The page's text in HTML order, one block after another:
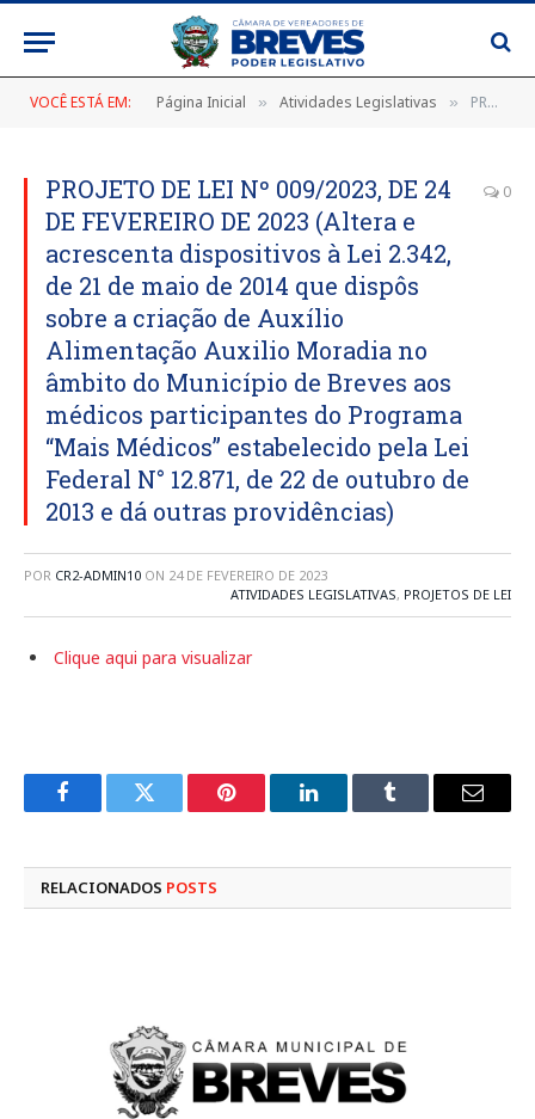
VOCÊ ESTÁ EM: Página Inicial » Atividades Legislativas » PROJETO DE LEI Nº 009/2023, DE 24 DE FEVEREIRO DE 2023 (Altera e acrescenta dispositivos à Lei 2.342, de 21 de maio de 2014 que dispôs sobre a criação de Auxílio Alimentação Auxilio Moradia no âmbito do Município de Breves aos médicos participantes do Programa “Mais Médicos” estabelecido pela Lei Federal N° 12.871, de 22 de outubro de 2013 e dá outras providências)
PROJETO DE LEI Nº 009/2023, DE 24
DE FEVEREIRO DE 2023 (Altera e
acrescenta dispositivos à Lei 2.342,
de 21 de maio de 2014 que dispôs
sobre a criação de Auxílio
Alimentação Auxilio Moradia no
âmbito do Município de Breves aos
médicos participantes do Programa
“Mais Médicos” estabelecido pela Lei
Federal N° 12.871, de 22 de outubro de
2013 e dá outras providências)
0
POR CR2-ADMIN10 ON 24 DE FEVEREIRO DE 2023
ATIVIDADES LEGISLATIVAS, PROJETOS DE LEI
Clique aqui para visualizar
FacebookTwitter Pinterest LinkedInTumblr
E-
RELACIONADOS POSTS